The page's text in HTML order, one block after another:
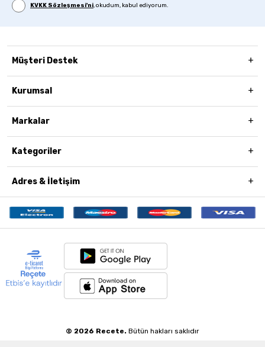
KVKK Sözleşmesi'ni, okudum, kabul ediyorum.
Müşteri Destek
Kurumsal
Markalar
Kategoriler
Adres & İletişim
© 2026 Recete. Bütün hakları saklıdır